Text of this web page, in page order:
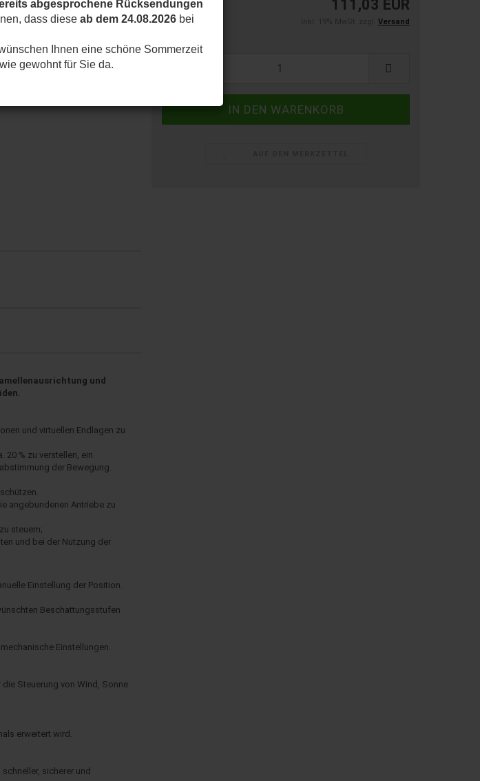
abgesprochene Rücksendungen
dass diese ab dem 24.08.2026 bei
Ihnen eine schöne Sommerzeit
gewohnt für Sie da.
111,03 EUR
Versand
und
und virtuellen Endlagen zu
20 % zu verstellen, ein
der Bewegung.
angebundenen Antriebe zu
steuern;
und bei der Nutzung der
Einstellung der Position.
Beschattungsstufen
Einstellungen.
Steuerung von Wind, Sonne
erweitert wird.
sicherer und